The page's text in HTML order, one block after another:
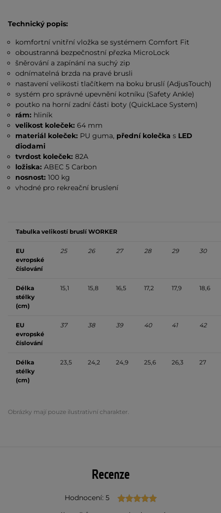
Technický popis:
komfortní vnitřní vložka se systémem Comfort Fit
oboustranná bezpečnostní přezka MicroLock
šněrování a zapínání na suchý zip
odnímatelná brzda na pravé brusli
nastavení velikosti tlačítkem na boku bruslí (AdjusTouch)
systém pro správné upevnění kotníku (Safety Ankle)
poutko na horní zadní části boty (QuickLace System)
rám: hliník
velikost koleček:64 mm
materiál koleček: PU guma, přední kolečka s LED
diodami
tvrdost koleček:82A
ložiska:ABEC 5 Carbon
nosnost:100 kg
vhodné pro rekreační bruslení
Tabulka velikostí bruslí WORKER
EU
evropské
číslování
25 26 27 28 29 30
Délka
stélky
(cm)
15,1 15,8 16,5 17,2 17,9 18,6
EU
evropské
číslování
37 38 39 40 41 42
Délka
stélky
(cm)
23,5 24,2 24,9 25,6 26,3 27
Obrázky mají pouze ilustrativní charakter.
Recenze
Hodnocení: 5